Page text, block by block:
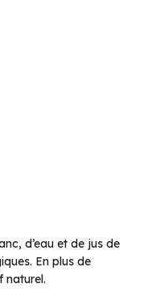
d’eau et de jus de
En plus de
naturel.